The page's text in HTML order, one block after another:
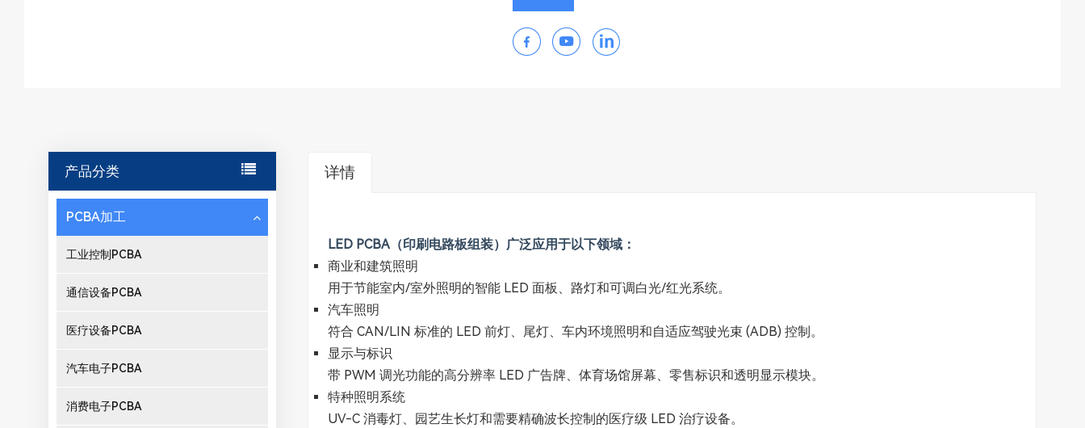
产品分类
PCBA加工
工业控制PCBA
通信设备PCBA
医疗设备PCBA
汽车电子PCBA
消费电子PCBA
详情
LED PCBA（印刷电路板组装）广泛应用于以下领域：
商业和建筑照明
用于节能室内/室外照明的智能 LED 面板、路灯和可调白光/红光系统。
汽车照明
符合 CAN/LIN 标准的 LED 前灯、尾灯、车内环境照明和自适应驾驶光束 (ADB) 控制。
显示与标识
带 PWM 调光功能的高分辨率 LED 广告牌、体育场馆屏幕、零售标识和透明显示模块。
特种照明系统
UV-C 消毒灯、园艺生长灯和需要精确波长控制的医疗级 LED 治疗设备。